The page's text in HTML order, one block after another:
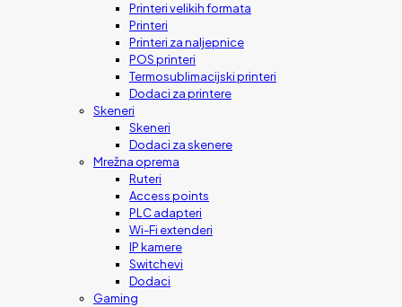
Printeri velikih formata
Printeri
Printeri za naljepnice
POS printeri
Termosublimacijski printeri
Dodaci za printere
Skeneri
Skeneri
Dodaci za skenere
Mrežna oprema
Ruteri
Access points
PLC adapteri
Wi-Fi extenderi
IP kamere
Switchevi
Dodaci
Gaming